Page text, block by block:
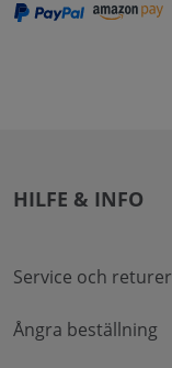
HILFE & INFO
Service och returer
Ångra beställning